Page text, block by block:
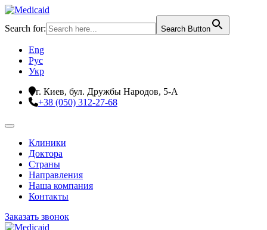
Search for: Search Button
Eng
Рус
Укр
г. Киев, бул. Дружбы Народов, 5-А
+38 (050) 312-27-68
Клиники
Доктора
Страны
Направления
Наша компания
Контакты
Заказать звонок